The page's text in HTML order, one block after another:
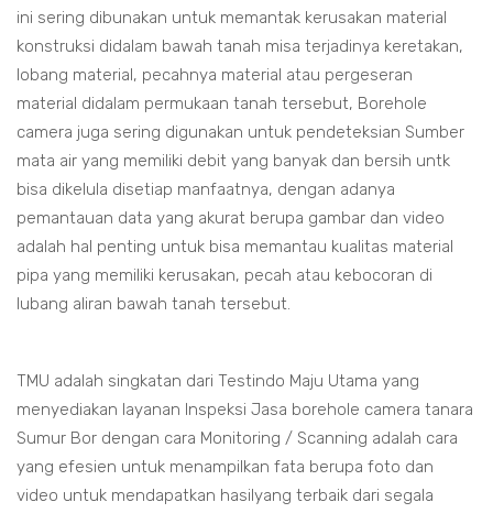
ini sering dibunakan untuk memantak kerusakan material
konstruksi didalam bawah tanah misa terjadinya keretakan,
lobang material, pecahnya material atau pergeseran
material didalam permukaan tanah tersebut, Borehole
camera juga sering digunakan untuk pendeteksian Sumber
mata air yang memiliki debit yang banyak dan bersih untk
bisa dikelula disetiap manfaatnya, dengan adanya
pemantauan data yang akurat berupa gambar dan video
adalah hal penting untuk bisa memantau kualitas material
pipa yang memiliki kerusakan, pecah atau kebocoran di
lubang aliran bawah tanah tersebut.
TMU adalah singkatan dari Testindo Maju Utama yang
menyediakan layanan Inspeksi Jasa borehole camera tanara
Sumur Bor dengan cara Monitoring / Scanning adalah cara
yang efesien untuk menampilkan fata berupa foto dan
video untuk mendapatkan hasilyang terbaik dari segala